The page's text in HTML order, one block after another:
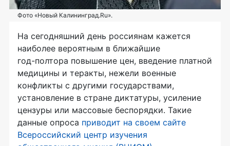
Фото «Новый Калининград.Ru».
На сегодняшний день россиянам кажется
наиболее вероятным в ближайшие
год-полтора повышение цен, введение платной
медицины и теракты, нежели военные
конфликты с другими государствами,
установление в стране диктатуры, усиление
цензуры или массовые беспорядки. Такие
данные опроса приводит на своем сайте
Всероссийский центр изучения